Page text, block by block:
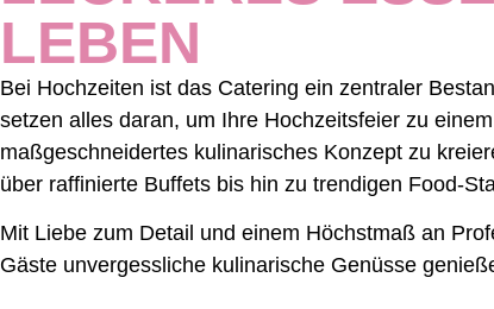
LEBEN
Bei Hochzeiten ist das Catering ein zentraler
setzen alles daran, um Ihre Hochzeitsfeier zu
maßgeschneidertes kulinarisches Konzept zu
über raffinierte Buffets bis hin zu trendigen Food-
Mit Liebe zum Detail und einem Höchstmaß an
Gäste unvergessliche kulinarische Genüsse